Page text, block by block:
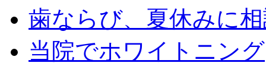
歯ならび、夏休みに
当院でホワイトニング